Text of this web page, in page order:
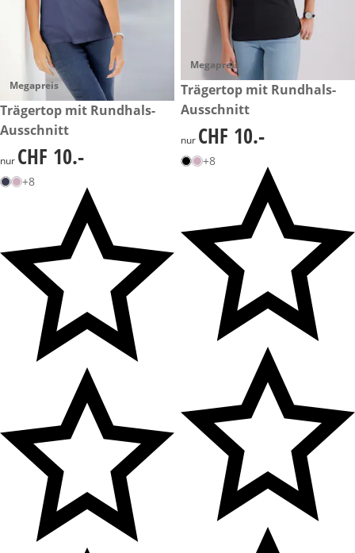
Megapreis
CHF 10.-
Trägertop mit Rundhals-
Ausschnitt
CHF 10.-
nur CHF 10.-
+8
Megapreis
CHF 10.-
Trägertop mit Rundhals-
Ausschnitt
CHF 10.-
nur CHF 10.-
+8